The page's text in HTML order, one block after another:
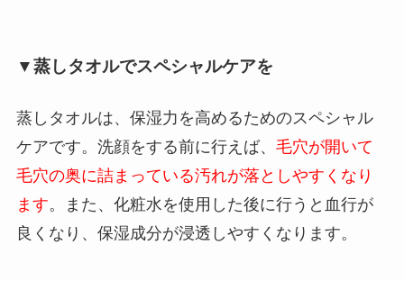
▼蒸しタオルでスペシャルケアを
蒸しタオルは、保湿力を高めるためのスペシャル
ケアです。洗顔をする前に行えば、 毛穴が開いて
毛穴の奥に詰まっている汚れが落としやすくなり
ます。また、化粧水を使用した後に行うと血行が
良くなり、保湿成分が浸透しやすくなります。